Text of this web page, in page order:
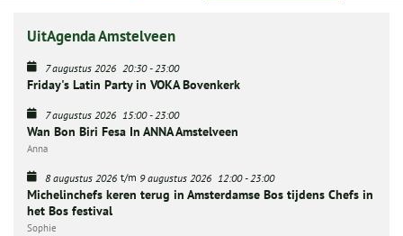
UitAgenda Amstelveen
7 augustus 2026 20:30-23:00
Friday's Latin Party in VOKA Bovenkerk
7 augustus 2026 15:00-23:00
Wan Bon Biri Fesa In ANNA Amstelveen
Anna
8 augustus 2026 t/m 9 augustus 2026 12:00-23:00
Michelinchefs keren terug in Amsterdamse Bos tijdens Chefs in
het Bos festival
Sophie